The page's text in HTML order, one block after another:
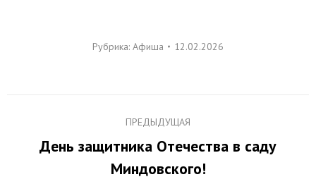
Рубрика: Афиша 12.02.2026
ПРЕДЫДУЩАЯ
Предыдущая
запись:
День защитника Отечества в саду
Миндовского!